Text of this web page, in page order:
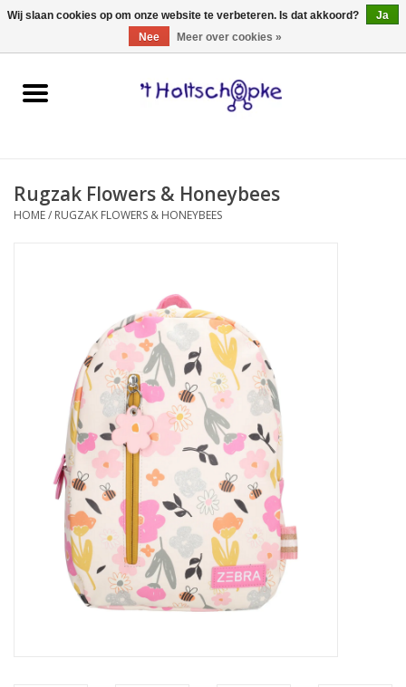
0 Artikelen - €0,00
Home
spellen
kinderkamer
eten & drinken
knuffels
Rugzak Flowers & Honeybees
HOME/ RUGZAK FLOWERS & HONEYBEES
Wij slaan cookies op om onze website te verbeteren. Is dat akkoord?
Ja
Nee
Meer over cookies »